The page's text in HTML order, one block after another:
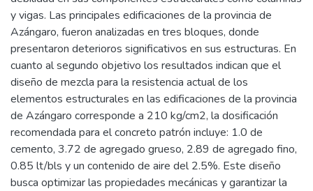
y vigas. Las principales edificaciones de la provincia de
Azángaro, fueron analizadas en tres bloques, donde
presentaron deterioros significativos en sus estructuras. En
cuanto al segundo objetivo los resultados indican que el
diseño de mezcla para la resistencia actual de los
elementos estructurales en las edificaciones de la provincia
de Azángaro corresponde a 210 kg/cm2, la dosificación
recomendada para el concreto patrón incluye: 1.0 de
cemento, 3.72 de agregado grueso, 2.89 de agregado fino,
0.85 lt/bls y un contenido de aire del 2.5%. Este diseño
busca optimizar las propiedades mecánicas y garantizar la